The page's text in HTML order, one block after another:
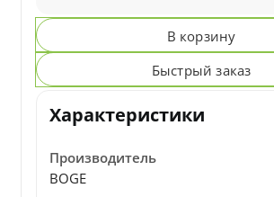
В корзину
Быстрый заказ
Характеристики
Производитель
BOGE